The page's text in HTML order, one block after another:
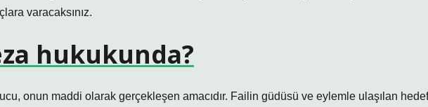
varacaksınız.
hukukunda?
onun maddi olarak gerçekleşen amacıdır. Failin güdüsü ve eylemle ulaşılan hedef